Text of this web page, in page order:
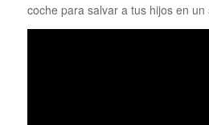
coche para salvar a tus hijos en un